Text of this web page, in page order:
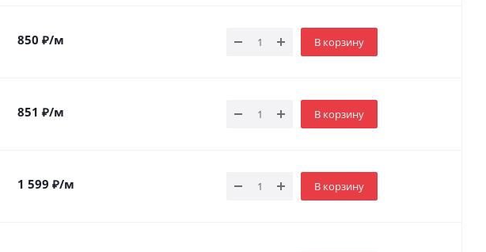
850 ₽/м В корзину
851 ₽/м В корзину
1 599 ₽/м В корзину